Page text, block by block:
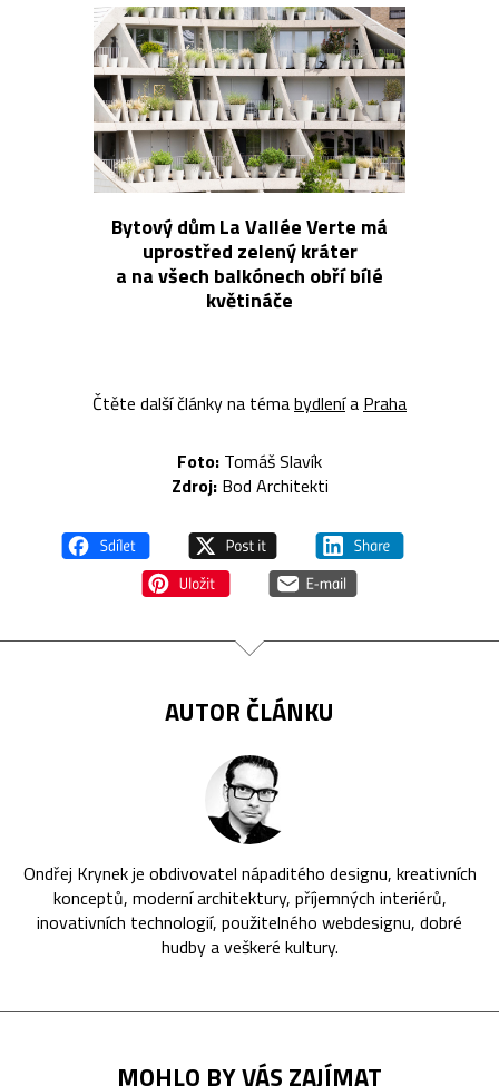
Bytový dům La Vallée Verte má
uprostřed zelený kráter
a na všech balkónech obří bílé
květináče
Čtěte další články na témabydlenía Praha
Foto: Tomáš Slavík
Zdroj:Bod Architekti
AUTOR ČLÁNKU
Ondřej Krynek je obdivovatel nápaditého designu, kreativních
konceptů, moderní architektury, příjemných interiérů,
inovativních technologií, použitelného webdesignu, dobré
hudby a veškeré kultury.
MOHLO BY VÁS ZAJÍMAT